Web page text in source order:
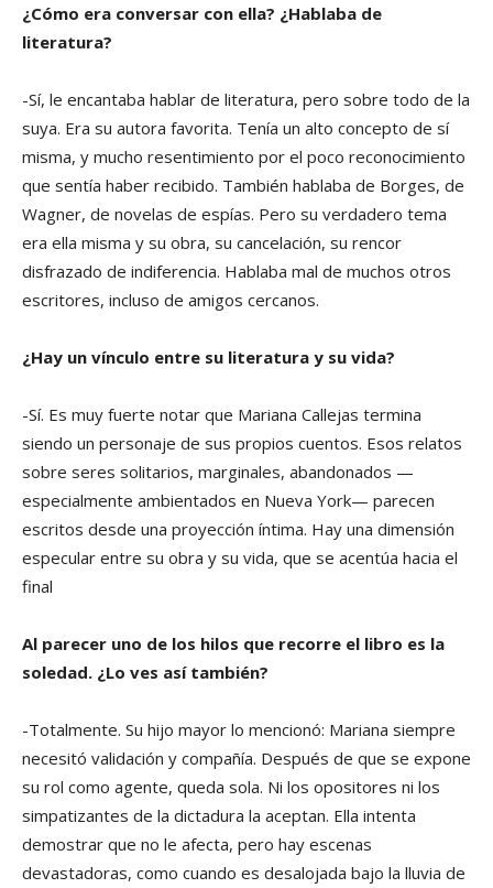
¿Cómo era conversar con ella? ¿Hablaba de
literatura?
-Sí, le encantaba hablar de literatura, pero sobre todo de la
suya. Era su autora favorita. Tenía un alto concepto de sí
misma, y mucho resentimiento por el poco reconocimiento
que sentía haber recibido. También hablaba de Borges, de
Wagner, de novelas de espías. Pero su verdadero tema
era ella misma y su obra, su cancelación, su rencor
disfrazado de indiferencia. Hablaba mal de muchos otros
escritores, incluso de amigos cercanos.
¿Hay un vínculo entre su literatura y su vida?
-Sí. Es muy fuerte notar que Mariana Callejas termina
siendo un personaje de sus propios cuentos. Esos relatos
sobre seres solitarios, marginales, abandonados —
especialmente ambientados en Nueva York— parecen
escritos desde una proyección íntima. Hay una dimensión
especular entre su obra y su vida, que se acentúa hacia el
final
Al parecer uno de los hilos que recorre el libro es la
soledad. ¿Lo ves así también?
-Totalmente. Su hijo mayor lo mencionó: Mariana siempre
necesitó validación y compañía. Después de que se expone
su rol como agente, queda sola. Ni los opositores ni los
simpatizantes de la dictadura la aceptan. Ella intenta
demostrar que no le afecta, pero hay escenas
devastadoras, como cuando es desalojada bajo la lluvia de